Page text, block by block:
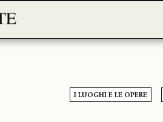
I LUOGHI E LE OPERE